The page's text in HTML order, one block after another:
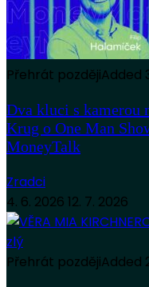
Přehrát pozdějiAdded
Dva kluci s kamerou
Krug o One Man
MoneyTalk
Zradci
4. 6. 2026 12. 7. 2026
Přehrát pozdějiAdded